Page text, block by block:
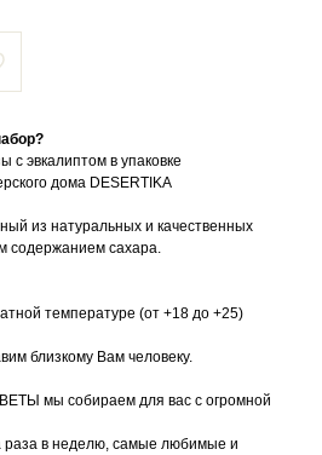
с эвкалиптом в упаковке
дома DESERTIKA
из натуральных и качественных
содержанием сахара.
температуре (от +18 до +25)
близкому Вам человеку.
мы собираем для вас с огромной
раза в неделю, самые любимые и